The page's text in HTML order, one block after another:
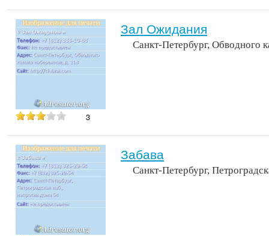
3
Зал Ожидания
Санкт-Петербург, Обводного
Забава
Санкт-Петербург,